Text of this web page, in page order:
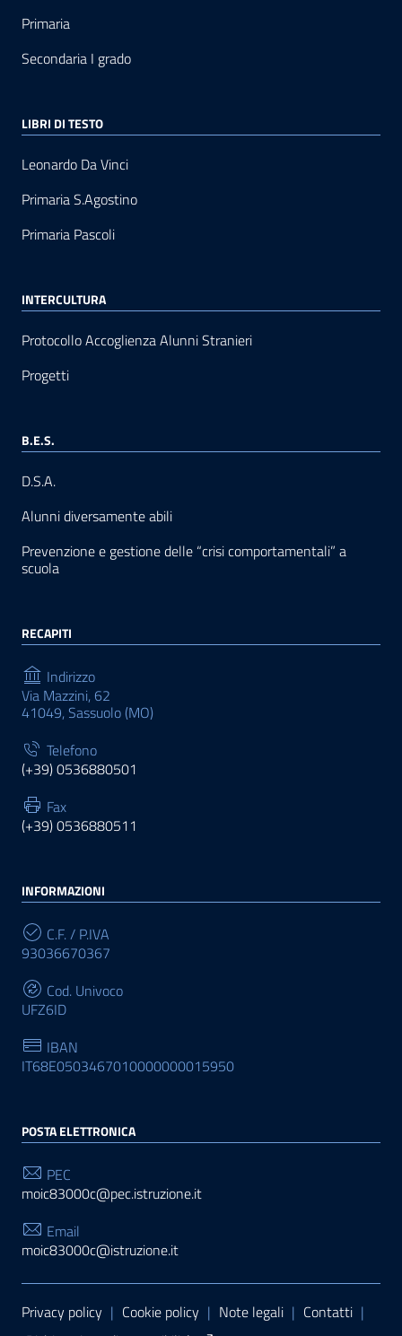
Primaria
Secondaria I grado
LIBRI DI TESTO
Leonardo Da Vinci
Primaria S.Agostino
Primaria Pascoli
INTERCULTURA
Protocollo Accoglienza Alunni Stranieri
Progetti
B.E.S.
D.S.A.
Alunni diversamente abili
Prevenzione e gestione delle “crisi comportamentali” a
scuola
RECAPITI
Indirizzo
Via Mazzini, 62
41049, Sassuolo (MO)
Telefono
(+39) 0536880501
Fax
(+39) 0536880511
INFORMAZIONI
C.F. / P.IVA
93036670367
Cod. Univoco
UFZ6ID
IBAN
IT68E0503467010000000015950
POSTA ELETTRONICA
PEC
moic83000c@pec.istruzione.it
Email
moic83000c@istruzione.it
Sezione Link Utili
Privacy policy | Cookie policy | Note legali | Contatti |